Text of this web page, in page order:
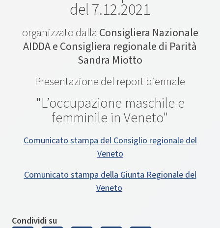
del 7.12.2021
organizzato dalla Consigliera Nazionale
AIDDA e Consigliera regionale di Parità
Sandra Miotto
Presentazione del report biennale
"L’occupazione maschile e
femminile in Veneto"
Comunicato stampa del Consiglio regionale del
Veneto
Comunicato stampa della Giunta Regionale del
Veneto
Condividi su